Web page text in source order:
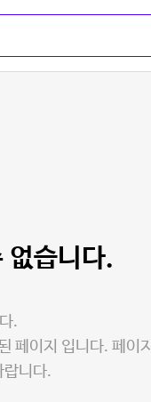
없습니다.
.
페이지 입니다. 페이지
랍니다.